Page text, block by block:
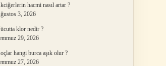
hacmi nasıl artar ?
3, 2026
klor nedir ?
29, 2026
hangi burca aşık olur ?
27, 2026